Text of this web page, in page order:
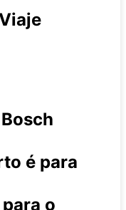
é para
o